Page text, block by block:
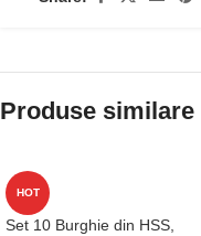
Produse similare
HOT
Set 10 Burghie din HSS,